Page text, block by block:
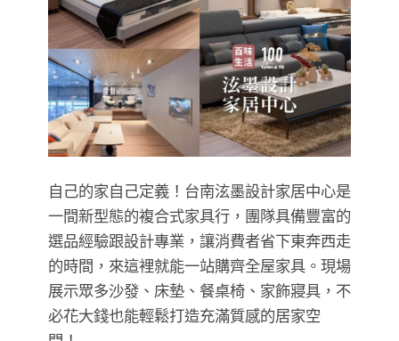
自己的家自己定義！台南泫墨設計家居中心是
一間新型態的複合式家具行，團隊具備豐富的
選品經驗跟設計專業，讓消費者省下東奔西走
的時間，來這裡就能一站購齊全屋家具。現場
展示眾多沙發、床墊、餐桌椅、家飾寢具，不
必花大錢也能輕鬆打造充滿質感的居家空